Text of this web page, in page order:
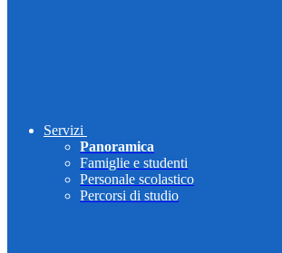
Servizi
Panoramica
Famiglie e studenti
Personale scolastico
Percorsi di studio